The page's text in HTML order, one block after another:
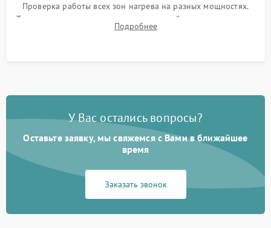
Проверка работы всех зон нагрева на разных мощностях.
Тестирование сенсорного управления, таймера, индикаторов
остаточного тепла и систем защиты от перегрева.
Подробнее
У Вас остались вопросы?
Оставьте заявку, мы свяжемся с Вами в ближайшее
время
Заказать звонок